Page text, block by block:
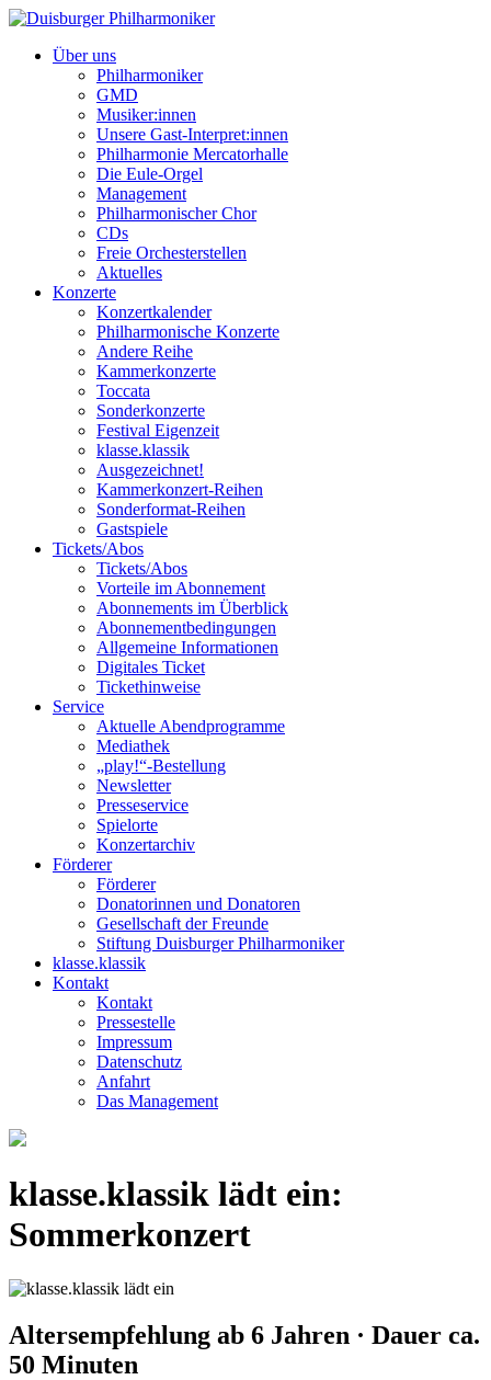
Über uns
Philharmoniker
GMD
Musiker:innen
Unsere Gast-Interpret:innen
Philharmonie Mercatorhalle
Die Eule-Orgel
Management
Philharmonischer Chor
CDs
Freie Orchesterstellen
Aktuelles
Konzerte
Konzertkalender
Philharmonische Konzerte
Andere Reihe
Kammerkonzerte
Toccata
Sonderkonzerte
Festival Eigenzeit
klasse.klassik
Ausgezeichnet!
Kammerkonzert-Reihen
Sonderformat-Reihen
Gastspiele
Tickets/Abos
Tickets/Abos
Vorteile im Abonnement
Abonnements im Überblick
Abonnement­bedingungen
Allgemeine Informationen
Digitales Ticket
Ticket­hinweise
Service
Aktuelle Abendprogramme
Mediathek
„play!“-Bestellung
Newsletter
Presseservice
Spielorte
Konzertarchiv
Förderer
Förderer
Donatorinnen und Donatoren
Gesellschaft der Freunde
Stiftung Duisburger Philharmoniker
klasse.klassik
Kontakt
Kontakt
Pressestelle
Impressum
Datenschutz
Anfahrt
Das Management
klasse.klassik lädt ein:
Sommerkonzert
Altersempfehlung ab 6 Jahren · Dauer ca.
50 Minuten